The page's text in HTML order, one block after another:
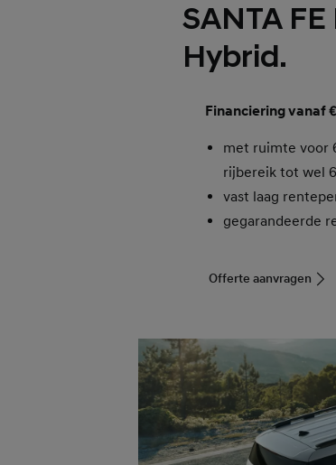
SANTA
Hybrid.
Financiering vanaf
met ruimte voor
rijbereik tot wel
vast laag
gegarandeerde
Offerte aanvragen